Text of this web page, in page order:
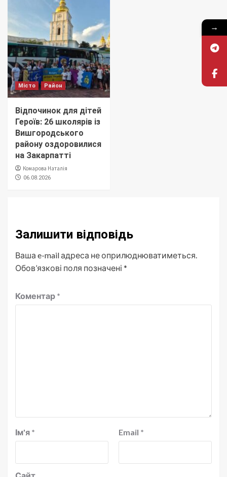
Місто Район
Відпочинок для дітей
Героїв: 26 школярів із
Вишгородського
району оздоровилися
на Закарпатті
Комарова Наталія
06.08.2026
Залишити відповідь
Ваша e-mail адреса не оприлюднюватиметься.
Обов’язкові поля позначені *
Коментар *
Ім'я * Email *
Сайт
→